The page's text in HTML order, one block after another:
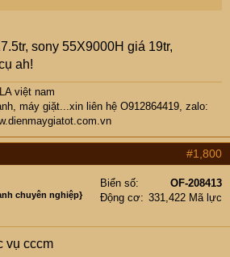
sony 55X9000H giá 19tr,
ah!
việt nam
máy giặt...xin liên hệ O912864419, zalo:
#1,800
chuyên nghiệp}
Biển số
OF-208413
Động cơ
331,422 Mã lực
vụ cccm